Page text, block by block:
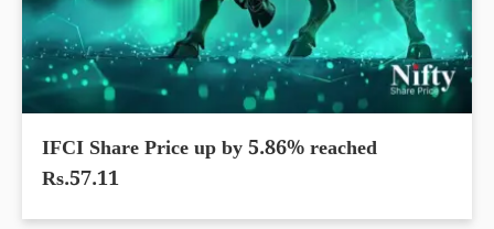
IFCI Share Price up by 5.86% reached
Rs.57.11